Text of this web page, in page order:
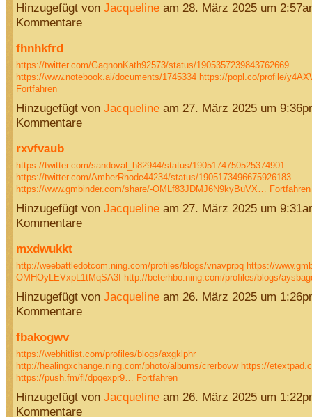
Hinzugefügt von Jacquelineam 28. März 2025 um
Kommentare
fhnhkfrd
https://twitter.com/GagnonKath92573/status/1905357239843762669
https://www.notebook.ai/documents/1745334 https://popl.co/profile/
Fortfahren
Hinzugefügt von Jacquelineam 27. März 2025 um
Kommentare
rxvfvaub
https://twitter.com/sandoval_h82944/status/1905174750525374901
https://twitter.com/AmberRhode44234/status/1905173496675926183
https://www.gmbinder.com/share/-OMLf83JDMJ6N9kyBuVX…
Fortfahren
Hinzugefügt von Jacquelineam 27. März 2025 um
Kommentare
mxdwukkt
http://weebattledotcom.ning.com/profiles/blogs/vnavprpq https://
OMHOyLEVxpL1tMqSA3f http://beterhbo.ning.com/profiles/blogs/
Hinzugefügt von Jacquelineam 26. März 2025 um
Kommentare
fbakogwv
https://webhitlist.com/profiles/blogs/axgklphr
http://healingxchange.ning.com/photo/albums/crerbovw https://
https://push.fm/fl/dpqexpr9…
Fortfahren
Hinzugefügt von Jacquelineam 26. März 2025 um
Kommentare